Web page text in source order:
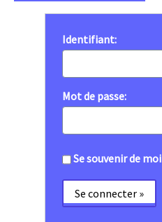
Identifiant:
Mot de passe:
Se souvenir de moi